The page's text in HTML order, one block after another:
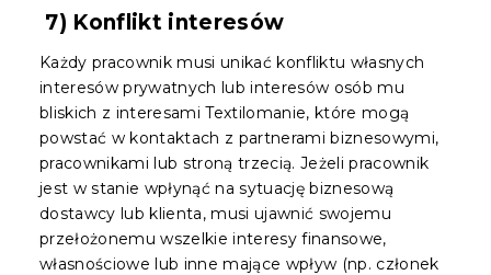
7) Konflikt interesów
Każdy pracownik musi unikać konfliktu własnych
interesów prywatnych lub interesów osób mu
bliskich z interesami Textilomanie, które mogą
powstać w kontaktach z partnerami biznesowymi,
pracownikami lub stroną trzecią. Jeżeli pracownik
jest w stanie wpłynąć na sytuację biznesową
dostawcy lub klienta, musi ujawnić swojemu
przełożonemu wszelkie interesy finansowe,
własnościowe lub inne mające wpływ (np. członek